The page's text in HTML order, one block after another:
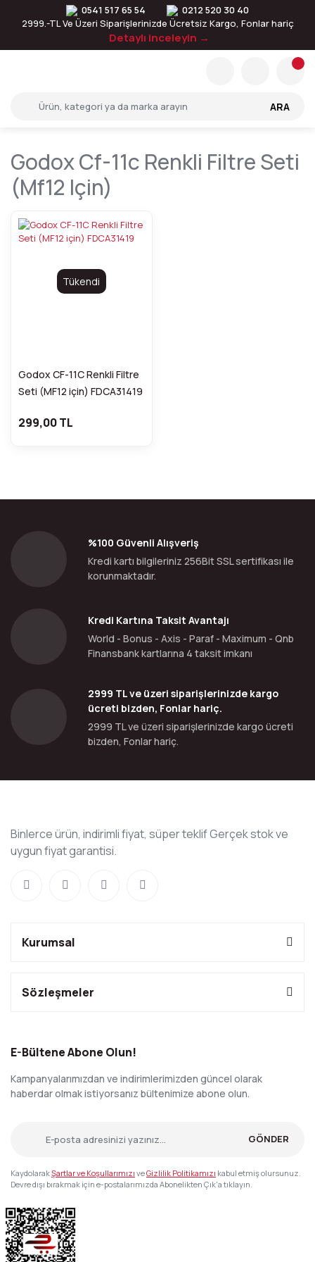
0541 517 65 54
0212 520 30 40
2999.-TL Ve Üzeri Siparişlerinizde Ücretsiz Kargo, Fonlar hariç
Detaylı inceleyin →
ARA
Godox Cf-11c Renkli Filtre Seti
(mf12 Için)
Tükendi
Godox CF-11C Renkli Filtre
Seti (MF12 için) FDCA31419
299,00 TL
%100 Güvenli Alışveriş
Kredi kartı bilgileriniz 256Bit SSL sertifikası ile
korunmaktadır.
Kredi Kartına Taksit Avantajı
World - Bonus - Axis - Paraf - Maximum - Qnb
Finansbank kartlarına 4 taksit imkanı
2999 TL ve üzeri siparişlerinizde kargo
ücreti bizden, Fonlar hariç.
2999 TL ve üzeri siparişlerinizde kargo ücreti
bizden, Fonlar hariç.
Binlerce ürün, indirimli fiyat, süper teklif Gerçek stok ve
uygun fiyat garantisi.
Kurumsal
Sözleşmeler
E-Bültene Abone Olun!
Kampanyalarımızdan ve indirimlerimizden güncel olarak
haberdar olmak istiyorsanız bültenimize abone olun.
GÖNDER
KaydolarakŞartlar ve Koşullarımızı veGizlilik Politikamızı kabul etmiş olursunuz.
Devre dışı bırakmak için e-postalarımızda Abonelikten Çık'a tıklayın.